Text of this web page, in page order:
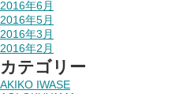
2016年6月
2016年5月
2016年3月
2016年2月
カテゴリー
AKIKO IWASE